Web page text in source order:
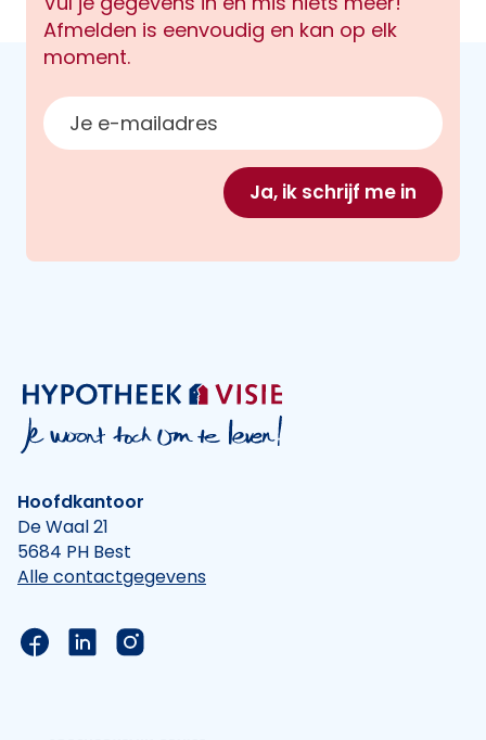
Afmelden is eenvoudig en kan op elk
moment.
E-mailadres
Ja, ik schrijf me in
Hoofdkantoor
De Waal 21
5684 PH Best
Alle contactgegevens
Link naar de Facebook pagina van Hypotheek
Link naar de LinkedIn pagina van
Link naar de Instagram pagina van